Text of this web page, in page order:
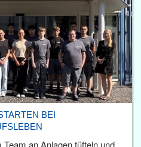
BEI
an Anlagen tüfteln und